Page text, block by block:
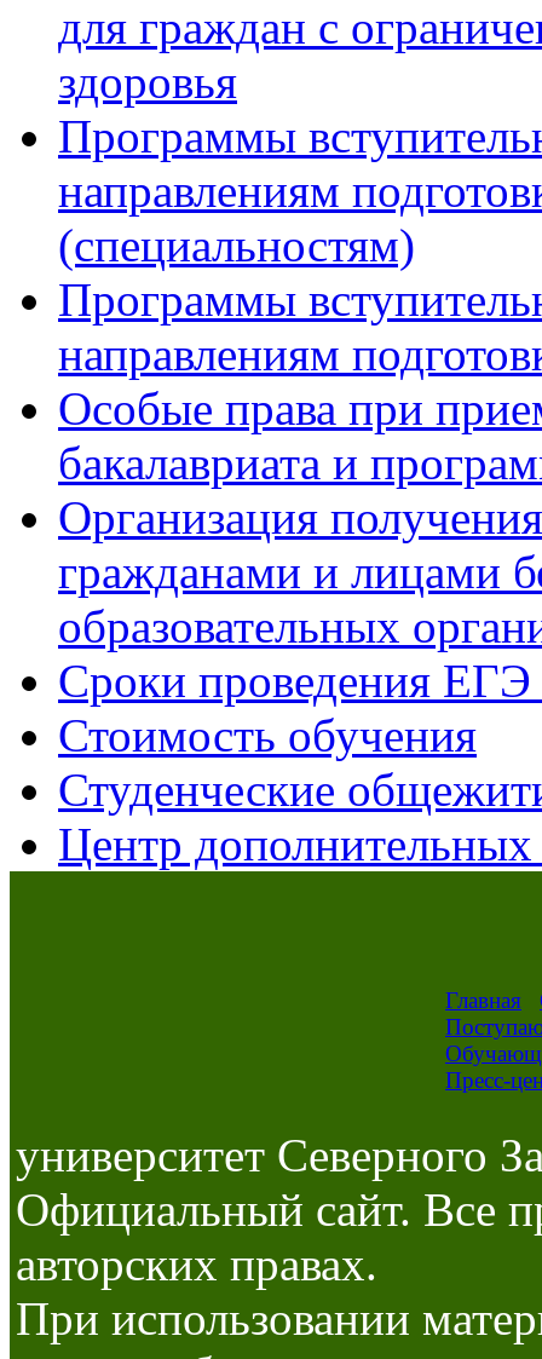
для граждан с
здоровья
Программы
направлениям
(специальностям)
Программы
направлениям
Особые права при
бакалавриата и
Организация
гражданами и лицами
образовательных
Сроки проведения ЕГЭ
Стоимость обучения
Студенческие
Центр дополнительных
Главная
Пресс-
университет Северного
Официальный сайт. Все
авторских правах.
При использовании